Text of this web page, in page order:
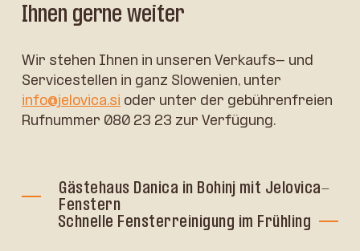
Ihnen gerne weiter
Wir stehen Ihnen in unseren Verkaufs- und
Servicestellen in ganz Slowenien, unter
info@jelovica.si oder unter der gebührenfreien
Rufnummer 080 23 23 zur Verfügung.
Gästehaus Danica in Bohinj mit Jelovica-
Fenstern
Schnelle Fensterreinigung im Frühling